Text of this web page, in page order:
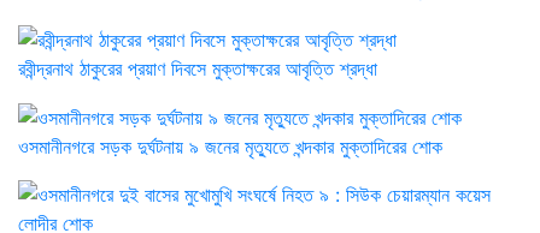
রবীন্দ্রনাথ ঠাকুরের প্রয়াণ দিবসে মুক্তাক্ষরের আবৃত্তি শ্রদ্ধা
ওসমানীনগরে সড়ক দুর্ঘটনায় ৯ জনের মৃত্যুতে খন্দকার মুক্তাদিরের শোক